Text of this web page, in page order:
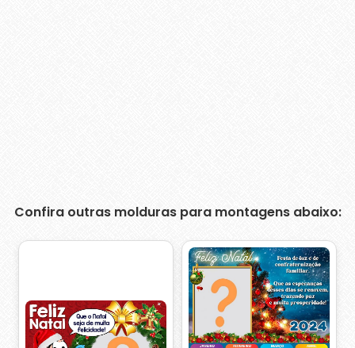
Confira outras molduras para montagens abaixo: